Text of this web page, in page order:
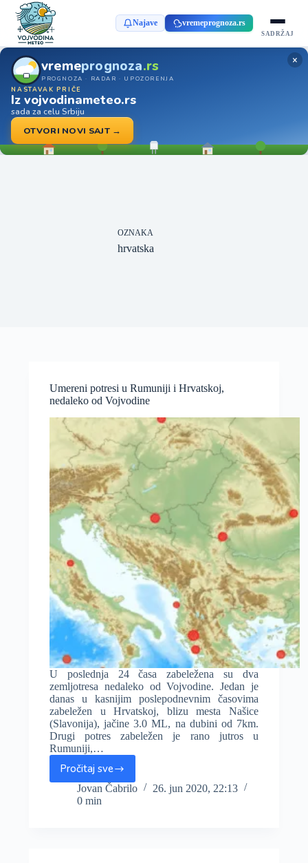
Najave vremeprognoza.rs
SADRŽAJ
vremeprognoza.rs
PROGNOZA · RADAR · UPOZORENJA
NASTAVAK PRIČE
Iz vojvodinameteo.rs
sada za celu Srbiju
OTVORI NOVI SAJT →
×
OZNAKA
hrvatska
Umereni potresi u Rumuniji i Hrvatskoj,
nedaleko od Vojvodine
U poslednja 24 časa zabeležena su dva
zemljotresa nedaleko od Vojvodine. Jedan je
danas u kasnijim poslepodnevnim časovima
zabeležen u Hrvatskoj, blizu mesta Našice
(Slavonija), jačine 3.0 ML, na dubini od 7km.
Drugi potres zabeležen je rano jutros u
Rumuniji,…
Pročitaj sve
Umereni
potresi
u
Jovan Čabrilo
26. jun 2020, 22:13
0 min